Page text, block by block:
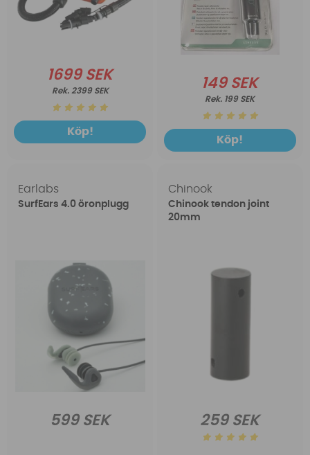
1699 SEK
2399 SEK
Köp!
149 SEK
199 SEK
Köp!
Earlabs
SurfEars 4.0 öronplugg
599 SEK
Chinook
Chinook tendon joint
20mm
259 SEK